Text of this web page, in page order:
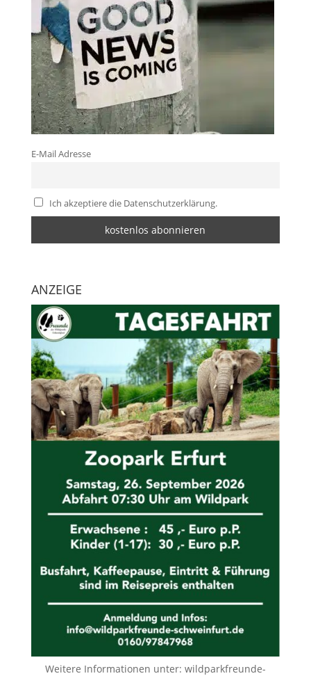
E-Mail Adresse
Ich akzeptiere die Datenschutzerklärung.
ANZEIGE
Weitere Informationen unter: wildparkfreunde-